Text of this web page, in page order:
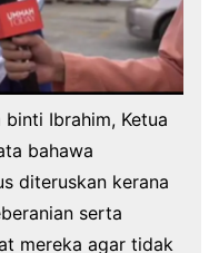
binti Ibrahim, Ketua
bahawa
diteruskan kerana
serta
mereka agar tidak